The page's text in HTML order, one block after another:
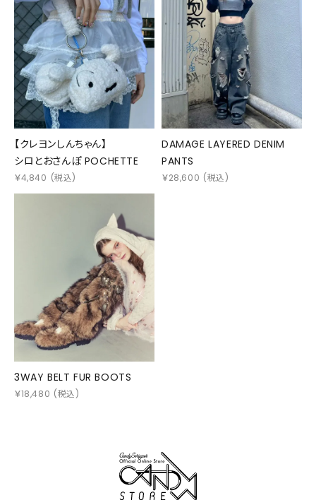
【クレヨンしんちゃん】
シロとおさんぽ POCHETTE
￥4,840 (税込)
DAMAGE LAYERED DENIM
PANTS
￥28,600 (税込)
3WAY BELT FUR BOOTS
￥18,480 (税込)